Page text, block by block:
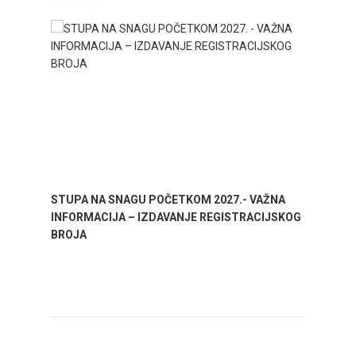
STUPA NA SNAGU POČETKOM 2027.- VAŽNA
INFORMACIJA – IZDAVANJE REGISTRACIJSKOG
BROJA